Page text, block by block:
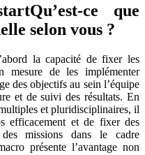
Qu’est-ce que
selon vous ?
la capacité de fixer les
mesure de les implémenter
des objectifs au sein l’équipe
et de suivi des résultats. En
et pluridisciplinaires, il
efficacement et de fixer des
des missions dans le cadre
présente l’avantage non